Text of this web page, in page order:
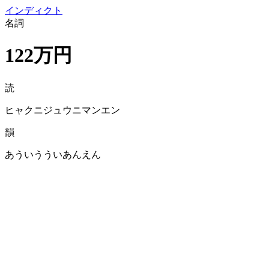
インディクト
名詞
122万円
読
ヒャクニジュウニマンエン
韻
あういうういあんえん